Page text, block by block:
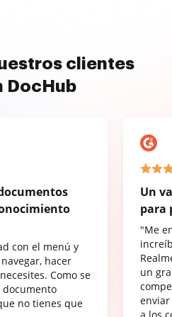
clientes
DocHub
con el menú y
hacer
Como se
documento
no tienes que
Un
para
"Me
un
a los